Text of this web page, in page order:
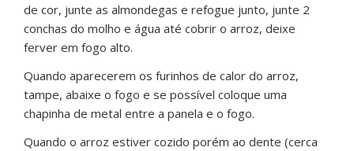
de cor, junte as almondegas e refogue junto, junte 2
conchas do molho e água até cobrir o arroz, deixe
ferver em fogo alto.
Quando aparecerem os furinhos de calor do arroz,
tampe, abaixe o fogo e se possível coloque uma
chapinha de metal entre a panela e o fogo.
Quando o arroz estiver cozido porém ao dente (cerca